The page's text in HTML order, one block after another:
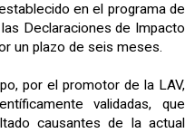
en el programa de
Declaraciones de Impacto
un plazo de seis meses.
por el promotor de la LAV,
validadas, que
causantes de la actual